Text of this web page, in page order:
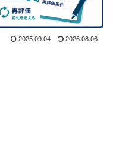
2025.09.04 2026.08.06